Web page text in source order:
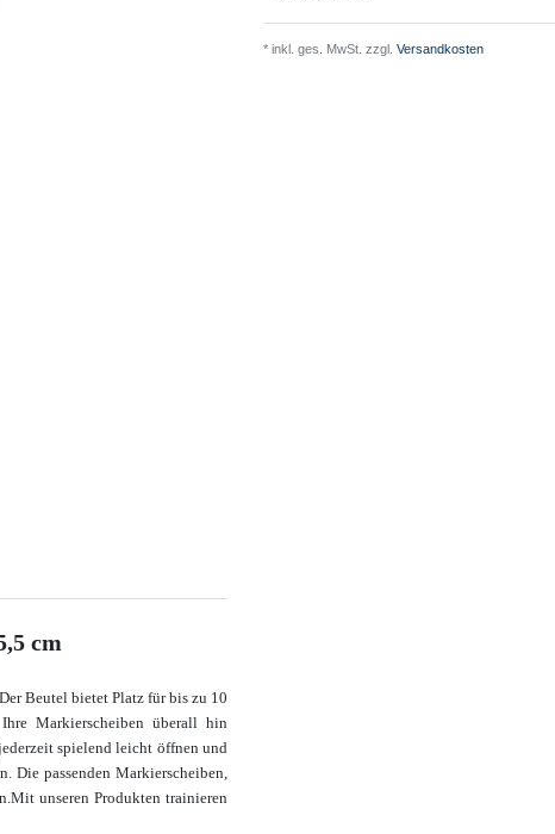
cm
Der Beutel bietet Platz für bis zu 10
Markierscheiben überall hin
spielend leicht öffnen und
Die passenden Markierscheiben,
Mit unseren Produkten trainieren
* inkl. ges. MwSt. zzgl. Versandkosten